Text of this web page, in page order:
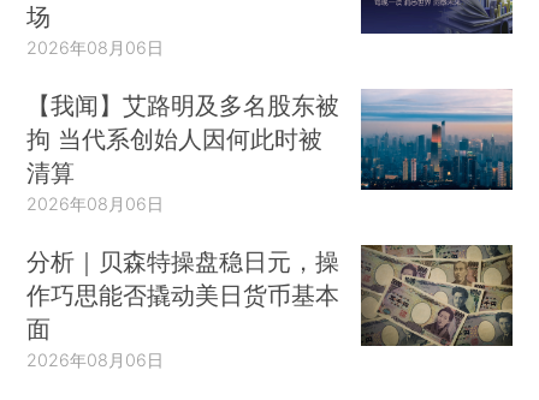
场
2026年08月06日
【我闻】艾路明及多名股东被
拘 当代系创始人因何此时被
清算
2026年08月06日
分析｜贝森特操盘稳日元，操
作巧思能否撬动美日货币基本
面
2026年08月06日